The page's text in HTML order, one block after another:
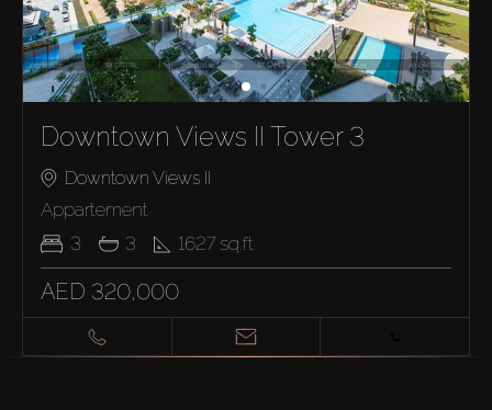
Downtown Views II Tower 3
Downtown Views II
Appartement
3
3 1627 sq.ft
AED 320,000